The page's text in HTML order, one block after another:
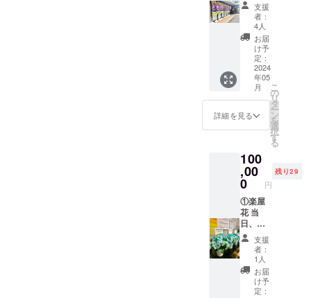
名前は
データ
で印字
を入れ
させて
いただ
きます
生誕祭
終了
後、1〜
3週間で
入れた
ものを
ご自宅
へ郵送
させて
いただ
きま
す。 ②
フラ
ワース
タンド
(名前掲
載 ) 当
用す
る、の
ぼり旗
を作成
致しま
す。 の
ぼり旗
には生
誕祭支
援者様
のお名
前
クネー
ム可）
が記載
されま
す。 生
誕祭終
了後、
1〜3週
間で直
筆サイ
ン入り
の のぼ
り旗
支援
者：
4人
お届
け予
定：
2024
年05
月
詳細を見る
こ
の
リ
タ
ー
ン
を
選
択
す
る
100
,00
0 円
残り29
①楽屋
花 当
日、タ
レント
が使用
する楽
屋にお
花をお
届けい
支援
者：
1人
お届
け予
定：